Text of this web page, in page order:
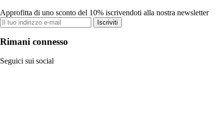
Approfitta di uno sconto del 10% iscrivendoti alla nostra newsletter
Iscriviti
Rimani connesso
Seguici sui social